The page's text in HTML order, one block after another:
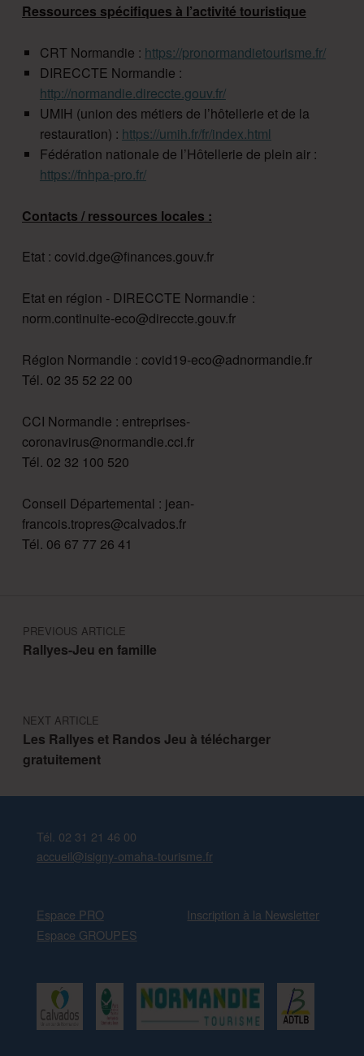
Ressources spécifiques à l’activité touristique
CRT Normandie : https://pronormandietourisme.fr/
DIRECCTE Normandie :
http://normandie.direccte.gouv.fr/
UMIH (union des métiers de l’hôtellerie et de la
restauration) : https://umih.fr/fr/index.html
Fédération nationale de l’Hôtellerie de plein air :
https://fnhpa-pro.fr/
Contacts / ressources locales :
Etat : covid.dge@finances.gouv.fr
Etat en région - DIRECCTE Normandie :
norm.continuite-eco@direccte.gouv.fr
Région Normandie : covid19-eco@adnormandie.fr
Tél. 02 35 52 22 00
CCI Normandie : entreprises-
coronavirus@normandie.cci.fr
Tél. 02 32 100 520
Conseil Départemental : jean-
francois.tropres@calvados.fr
Tél. 06 67 77 26 41
PREVIOUS ARTICLE
Rallyes-Jeu en famille
NEXT ARTICLE
Les Rallyes et Randos Jeu à télécharger
gratuitement
Tél. 02 31 21 46 00
accueil@isigny-omaha-tourisme.fr
Espace PRO
Espace GROUPES
Inscription à la Newsletter